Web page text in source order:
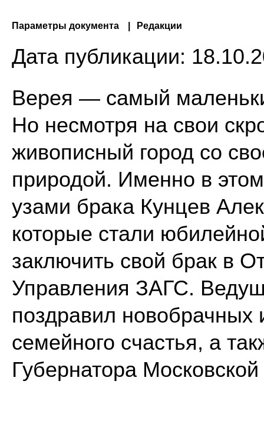
Параметры документа Редакции
Дата публикации:
Верея — самый
Но несмотря на свои
живописный город со
природой. Именно в
узами брака Кунцев
которые стали
заключить свой брак в
Управления ЗАГС.
поздравил
семейного счастья, а
Губернатора